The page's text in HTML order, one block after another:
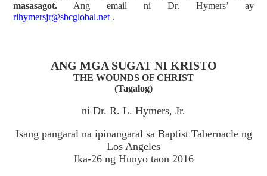
masasagot. Ang email ni Dr. Hymers’ ay
rlhymersjr@sbcglobal.net .
ANG MGA SUGAT NI KRISTO
THE WOUNDS OF CHRIST
(Tagalog)
ni Dr. R. L. Hymers, Jr.
Isang pangaral na ipinangaral sa Baptist Tabernacle ng
Los Angeles
Ika-26 ng Hunyo taon 2016